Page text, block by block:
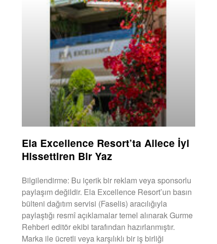
Ela Excellence Resort’ta Ailece İyi
Hissettiren Bir Yaz
Bilgilendirme: Bu içerik bir reklam veya sponsorlu
paylaşım değildir. Ela Excellence Resort’un basın
bülteni dağıtım servisi (Faselis) aracılığıyla
paylaştığı resmî açıklamalar temel alınarak Gurme
Rehberi editör ekibi tarafından hazırlanmıştır.
Marka ile ücretli veya karşılıklı bir iş birliği